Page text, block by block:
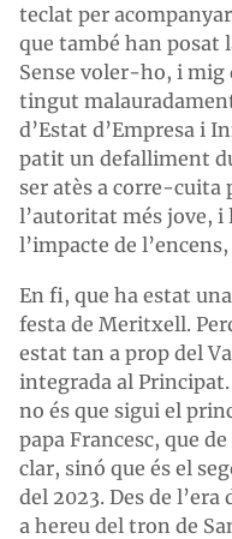
teclat per
que també han posat
Sense voler-ho, i
tingut
d’Estat d’Empresa i
patit un defalliment
ser atès a corre-cuita
l’autoritat més jove, i
l’impacte de
En fi, que ha estat
festa de Meritxell.
estat tan a prop del
integrada al Principat.
no és que sigui el
papa Francesc, que
clar, sinó que és el
del 2023. Des de
a hereu del tron de